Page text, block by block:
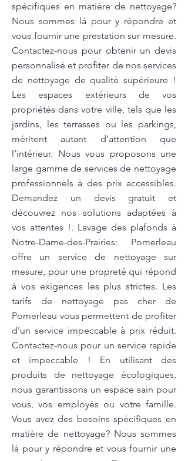
spécifiques en matière de nettoyage?
Nous sommes là pour y répondre et
vous fournir une prestation sur mesure.
Contactez-nous pour obtenir un devis
personnalisé et profiter de nos services
de nettoyage de qualité supérieure !
Les espaces extérieurs de vos
propriétés dans votre ville, tels que les
jardins, les terrasses ou les parkings,
méritent autant d’attention que
l’intérieur. Nous vous proposons une
large gamme de services de nettoyage
professionnels à des prix accessibles.
Demandez un devis gratuit et
découvrez nos solutions adaptées à
vos attentes !. Lavage des plafonds à
Notre-Dame-des-Prairies: Pomerleau
offre un service de nettoyage sur
mesure, pour une propreté qui répond
à vos exigences les plus strictes. Les
tarifs de nettoyage pas cher de
Pomerleau vous permettent de profiter
d'un service impeccable à prix réduit.
Contactez-nous pour un service rapide
et impeccable ! En utilisant des
produits de nettoyage écologiques,
nous garantissons un espace sain pour
vous, vos employés ou votre famille.
Vous avez des besoins spécifiques en
matière de nettoyage? Nous sommes
là pour y répondre et vous fournir une